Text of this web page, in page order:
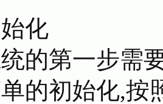
化
的第一步需
的初始化,按